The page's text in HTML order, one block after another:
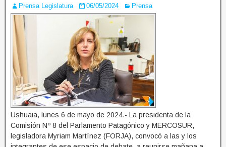
Prensa Legislatura 06/05/2024 Prensa
Ushuaia, lunes 6 de mayo de 2024.- La presidenta de la
Comisión Nº 8 del Parlamento Patagónico y MERCOSUR,
legisladora Myriam Martínez (FORJA), convocó a las y los